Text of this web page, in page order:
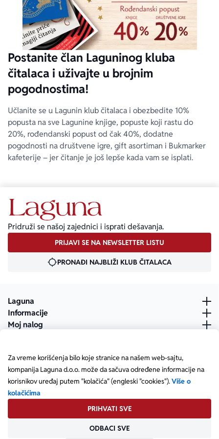
Za vreme korišćenja bilo koje stranice na našem web-sajtu,
kompanija Laguna d.o.o. može da sačuva određene informacije na
korisnikov uređaj putem "kolačića" (engleski "cookies").Više o
kolačićima
PRIHVATI SVE
ODBACI SVE
Postanite član Laguninog kluba
čitalaca i uživajte u brojnim
pogodnostima!
Učlanite se u Lagunin klub čitalaca i obezbedite 10%
popusta na sve Lagunine knjige, popuste koji rastu do
20%, rođendanski popust od čak 40%, dodatne
pogodnosti na društvene igre, gift asortiman i Bukmarker
kafeterije – jer čitanje je još lepše kada vam se isplati.
Pridruži se našoj zajednici i isprati dešavanja.
PRIJAVI SE NA NEWSLETTER LISTU
PRONAĐI NAJBLIŽI KLUB ČITALACA
Laguna
Informacije
Moj nalog
Copyright © Laguna d.o.o. Starine Novaka 23, Beograd •
Posetite našu Facebook stranicu
Posetite našu X stranicu
Posetite našu Instagram stranicu
Posetite naš YouTube
Posetite našu TikTok stranicu
Posetite našu LinkedIn stranicu